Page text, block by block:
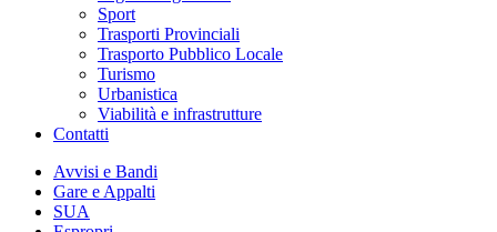
Sport
Trasporti Provinciali
Trasporto Pubblico Locale
Turismo
Urbanistica
Viabilità e infrastrutture
Contatti
Avvisi e Bandi
Gare e Appalti
SUA